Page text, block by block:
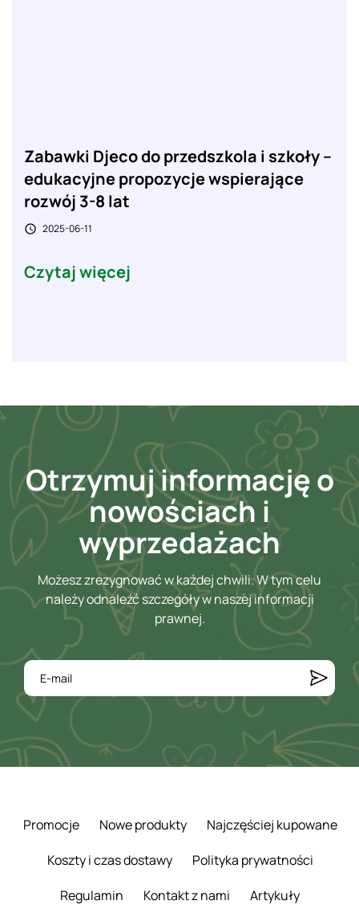
Zabawki Djeco do przedszkola i szkoły –
edukacyjne propozycje wspierające
rozwój 3-8 lat
 2025-06-11
Czytaj więcej
Otrzymuj informację o
nowościach i
wyprzedażach
Możesz zrezygnować w każdej chwili. W tym celu
należy odnaleźć szczegóły w naszej informacji
prawnej.
Promocje Nowe produkty
Najczęściej kupowane
Koszty i czas dostawy
Polityka prywatności
Regulamin
Kontakt z nami Artykuły